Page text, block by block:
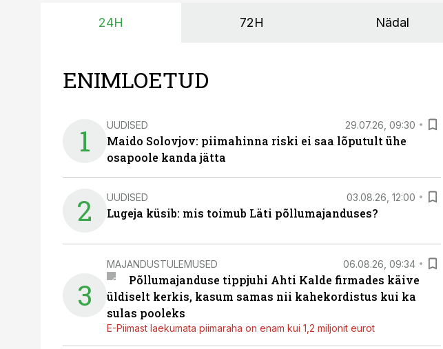
24H 72H Nädal
ENIMLOETUD
1 UUDISED 29.07.26, 09:30
Maido Solovjov: piimahinna riski ei saa lõputult ühe
osapoole kanda jätta
2 UUDISED 03.08.26, 12:00
Lugeja küsib: mis toimub Läti põllumajanduses?
3
MAJANDUSTULEMUSED 06.08.26, 09:34
Põllumajanduse tippjuhi Ahti Kalde firmades käive
üldiselt kerkis, kasum samas nii kahekordistus kui ka
sulas pooleks
E-Piimast laekumata piimaraha on enam kui 1,2 miljonit eurot